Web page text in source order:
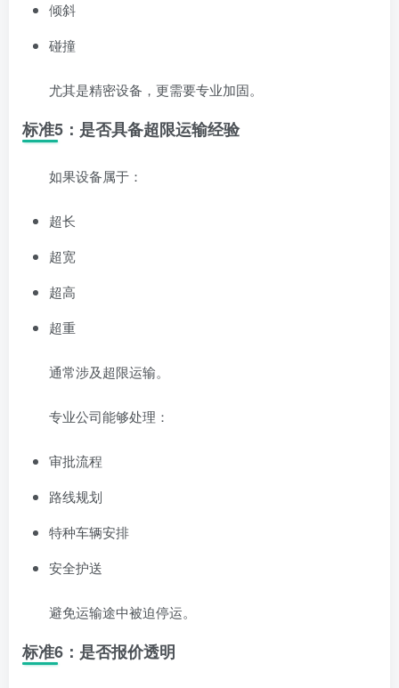
倾斜
碰撞
尤其是精密设备，更需要专业加固。
标准5：是否具备超限运输经验
如果设备属于：
超长
超宽
超高
超重
通常涉及超限运输。
专业公司能够处理：
审批流程
路线规划
特种车辆安排
安全护送
避免运输途中被迫停运。
标准6：是否报价透明